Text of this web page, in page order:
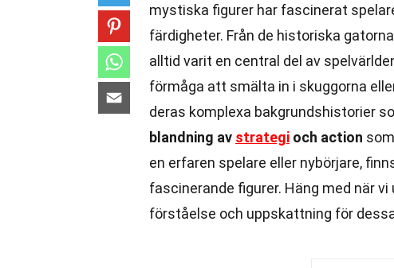
mystiska figurer har fascinerat
färdigheter. Från de historiska
alltid varit en central del av
förmåga att smälta in i skuggorna
deras komplexa bakgrundshistorier
blandning av strategi och action
en erfaren spelare eller nybörjare,
fascinerande figurer. Häng med när
förståelse och uppskattning för